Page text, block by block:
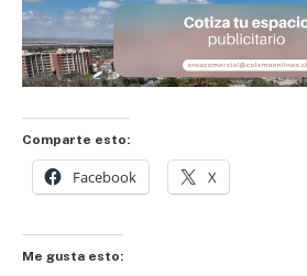
Comparte esto:
Facebook X
Me gusta esto: